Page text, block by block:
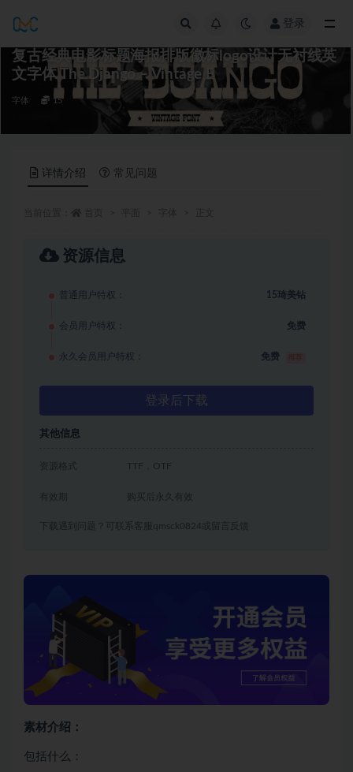
登录
复古经典电影标题海报排版徽标logo设计无衬线英
文字体 The Django – Vintage F
字体 15
详情介绍 常见问题
资源信息
普通用户特权： 15琦美钻
会员用户特权： 免费
永久会员用户特权： 免费
登录后下载
其他信息
资源格式 TTF，OTF
有效期 购买后永久有效
下载遇到问题？可联系客服qmsck0824或留言反馈
素材介绍：
包括什么：